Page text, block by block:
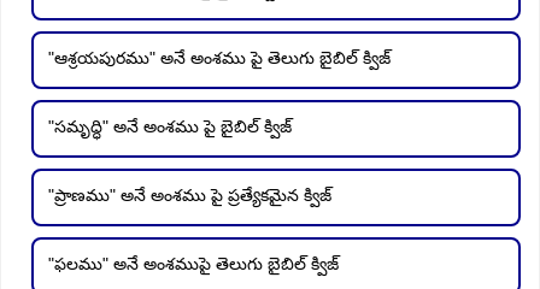
"ఆశ్రయపురము" అనే అంశము పై తెలుగు బైబిల్ క్విజ్
"సమృద్ధి" అనే అంశము పై బైబిల్ క్విజ్
"ప్రాణము" అనే అంశము పై ప్రత్యేకమైన క్విజ్
"ఫలము" అనే అంశముపై తెలుగు బైబిల్ క్విజ్